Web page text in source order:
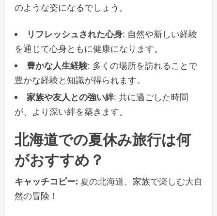
のような姿になるでしょう。
リフレッシュされた心身: 自然や新しい経験
を通じて心身ともに健康になります。
豊かな人生経験: 多くの場所を訪れることで
豊かな経験と知識が得られます。
家族や友人との強い絆: 共に過ごした時間
が、より深い絆を築きます。
北海道での夏休み旅行は何
がおすすめ？
キャッチコピー: 夏の北海道、家族で楽しむ大自
然の冒険！